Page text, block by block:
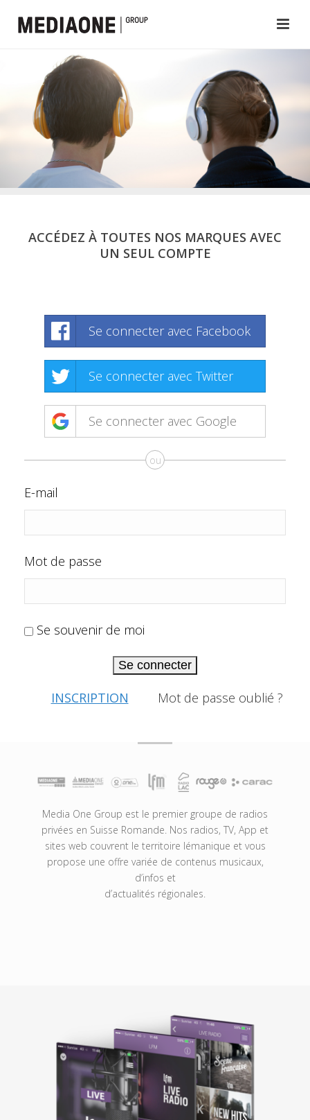
ACCÉDEZ À TOUTES NOS MARQUES AVEC
UN SEUL COMPTE
Se connecter avec Facebook
Se connecter avec Twitter
Se connecter avec Google
ou
E-mail
Mot de passe
Se souvenir de moi
Se connecter
INSCRIPTION Mot de passe oublié ?
Media One Group est le premier groupe de radios
privées en Suisse Romande. Nos radios, TV, App et
sites web couvrent le territoire lémanique et vous
propose une offre variée de contenus musicaux,
d’infos et
d’actualités régionales.